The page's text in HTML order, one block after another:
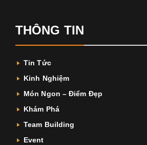
THÔNG TIN
Tin Tức
Kinh Nghiệm
Món Ngon – Điểm Đẹp
Khám Phá
Team Building
Event